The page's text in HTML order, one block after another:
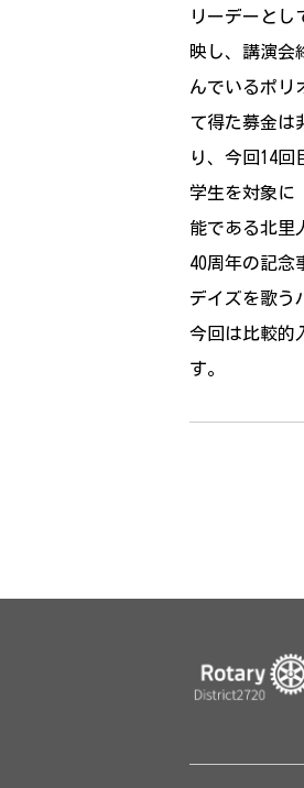
リーデーとし
映し、講演会
んでいるポリ
て得た募金は
り、今回14
学生を対象に
能である北里
40周年の記
デイズを歌う
今回は比較的
す。